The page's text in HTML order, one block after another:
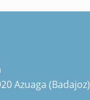
Azuaga (Badajoz)